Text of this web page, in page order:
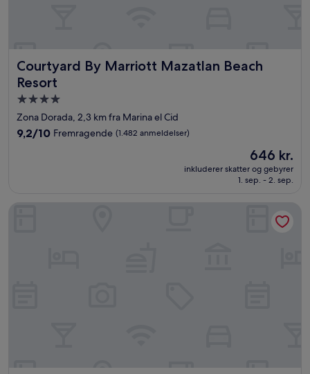
Courtyard By Marriott Mazatlan Beach
Resort
Courtyard By Marriott Mazatlan Beach Resort
4.0-
stjernet
overnatningssted
Zona Dorada, 2,3 km fra Marina el Cid
9.2
anmeldelser)
9,2/10 Fremragende (1.482 anmeldelser)
Prisen
er
646 kr.
646 kr.
inkluderer skatter og gebyrer
1. sep. - 2. sep.